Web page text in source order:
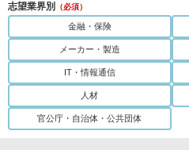
志望業界別 （必須）
金融・保険
メーカー・製造
IT・情報通信
人材
官公庁・自治体・公共団体